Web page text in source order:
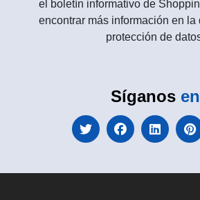
el boletín informativo de
encontrar más información en la
protección de
Síganos en